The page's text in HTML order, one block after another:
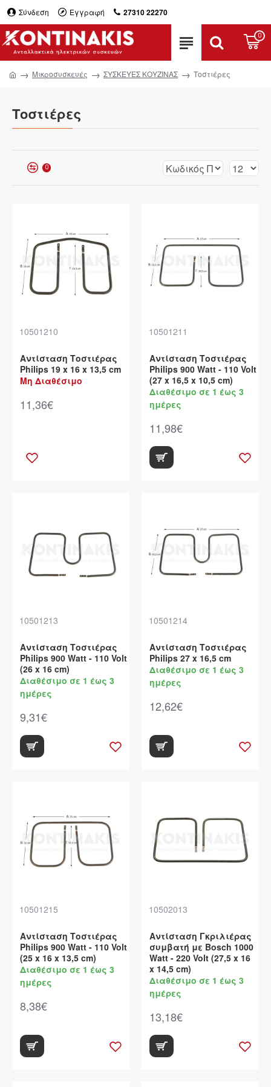
Σύνδεση Εγγραφή 27310 22270
0
Μικροσυσκευές ΣΥΣΚΕΥΕΣ ΚΟΥΖΙΝΑΣ Τοστιέρες
Τοστιέρες
0
10501210
Αντίσταση Τοστιέρας
Philips 19 x 16 x 13,5 cm
Μη Διαθέσιμο
11,36€
10501211
Αντίσταση Τοστιέρας
Philips 900 Watt - 110 Volt
(27 x 16,5 x 10,5 cm)
Διαθέσιμο σε 1 έως 3
ημέρες
11,98€
10501213
Αντίσταση Τοστιέρας
Philips 900 Watt - 110 Volt
(26 x 16 cm)
Διαθέσιμο σε 1 έως 3
ημέρες
9,31€
10501214
Αντίσταση Τοστιέρας
Philips 27 x 16,5 cm
Διαθέσιμο σε 1 έως 3
ημέρες
12,62€
10501215
Αντίσταση Τοστιέρας
Philips 900 Watt - 110 Volt
(25 x 16 x 13,5 cm)
Διαθέσιμο σε 1 έως 3
ημέρες
8,38€
10502013
Αντίσταση Γκριλιέρας
συμβατή με Bosch 1000
Watt - 220 Volt (27,5 x 16
x 14,5 cm)
Διαθέσιμο σε 1 έως 3
ημέρες
13,18€